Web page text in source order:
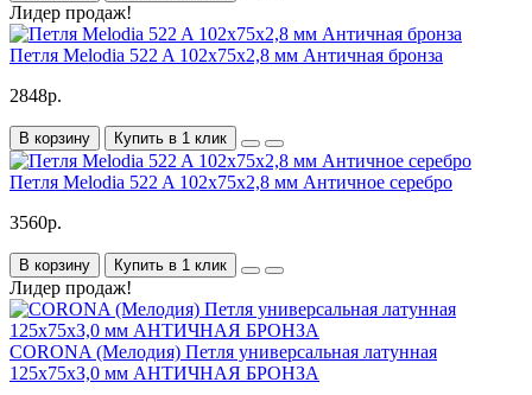
Лидер продаж!
Петля Melodia 522 A 102x75x2,8 мм Античная бронза
2848р.
В корзину Купить в 1 клик
Петля Melodia 522 A 102x75x2,8 мм Античное серебро
3560р.
В корзину Купить в 1 клик
Лидер продаж!
CORONA (Мелодия) Петля универсальная латунная
125х75хЗ,0 мм АНТИЧНАЯ БРОНЗА